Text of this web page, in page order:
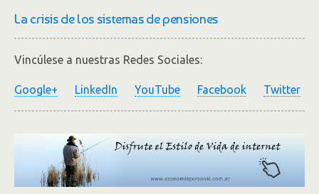
La crisis de los sistemas de pensiones
Vincúlese a nuestras Redes Sociales:
Google+ LinkedIn YouTube Facebook Twitter